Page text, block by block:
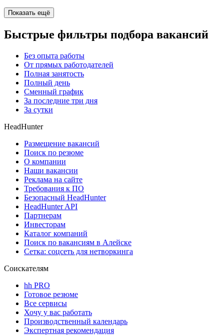
Показать ещё
Быстрые фильтры подбора вакансий
Без опыта работы
От прямых работодателей
Полная занятость
Полный день
Сменный график
За последние три дня
За сутки
HeadHunter
Размещение вакансий
Поиск по резюме
О компании
Наши вакансии
Реклама на сайте
Требования к ПО
Безопасный HeadHunter
HeadHunter API
Партнерам
Инвесторам
Каталог компаний
Поиск по вакансиям в Алейске
Сетка: соцсеть для нетворкинга
Соискателям
hh PRO
Готовое резюме
Все сервисы
Хочу у вас работать
Производственный календарь
Экспертная рекомендация